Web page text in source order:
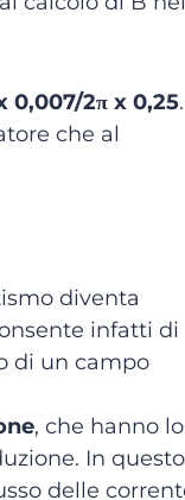
0,007/2π x 0,25.
che al
diventa
infatti di
di un campo
, che hanno lo
In questo
delle